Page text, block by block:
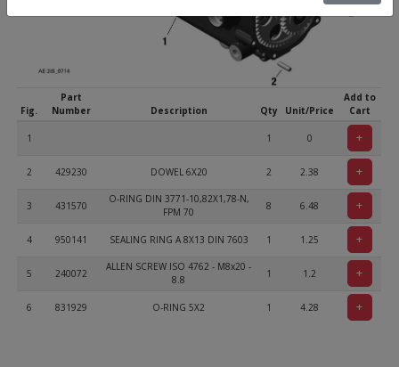
Fig.
Part
Number
Description Qty Unit/Price
Add to
Cart
1 1 0 +
2 429230 DOWEL 6X20 2 2.38 +
3 431570
O-RING DIN 3771-10,82X1,78-N,
FPM 70
8 6.48 +
4 950141 SEALING RING A 8X13 DIN 7603 1 1.25 +
5 240072
ALLEN SCREW ISO 4762 - M8x20 -
8.8
1 1.2 +
6 831929 O-RING 5X2 1 4.28 +